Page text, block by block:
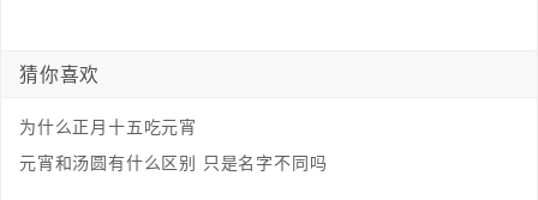
猜你喜欢
为什么正月十五吃元宵
元宵和汤圆有什么区别 只是名字不同吗